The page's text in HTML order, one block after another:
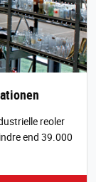
reoler
end 39.000